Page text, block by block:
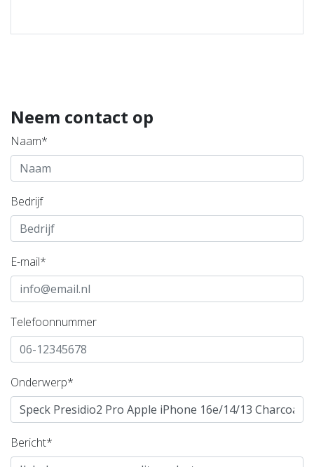
Neem contact op
Naam*
Bedrijf
E-mail*
Telefoonnummer
Onderwerp*
Bericht*